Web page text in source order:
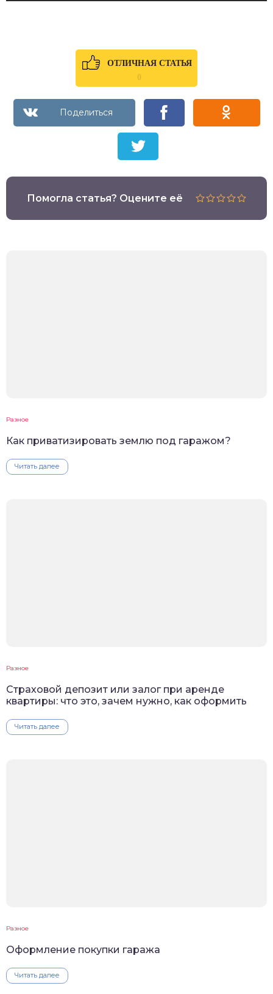
ОТЛИЧНАЯ СТАТЬЯ
0
Помогла статья? Оцените её
Разное
Как приватизировать землю под гаражом?
Читать далее
Разное
Cтраховой депозит или залог при аренде
квартиры: что это, зачем нужно, как оформить
Читать далее
Разное
Оформление покупки гаража
Читать далее